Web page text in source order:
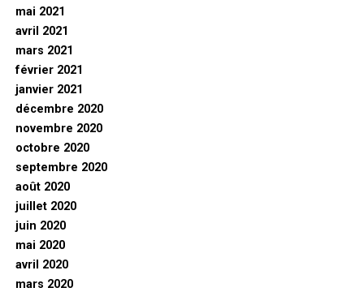
mai 2021
avril 2021
mars 2021
février 2021
janvier 2021
décembre 2020
novembre 2020
octobre 2020
septembre 2020
août 2020
juillet 2020
juin 2020
mai 2020
avril 2020
mars 2020